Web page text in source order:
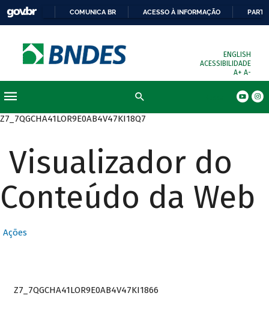
COMUNICA BR ACESSO À INFORMAÇÃO
ENGLISH
ACESSIBILIDADE
A+ A-
Z7_7QGCHA41LOR9E0AB4V47KI18Q7
Visualizador do
Conteúdo da Web
Ações
Z7_7QGCHA41LOR9E0AB4V47KI1866